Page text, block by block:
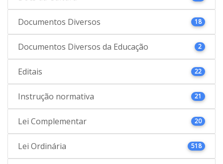
Documentos Diversos 18
Documentos Diversos da Educação 2
Editais 22
Instrução normativa 21
Lei Complementar 20
Lei Ordinária 518